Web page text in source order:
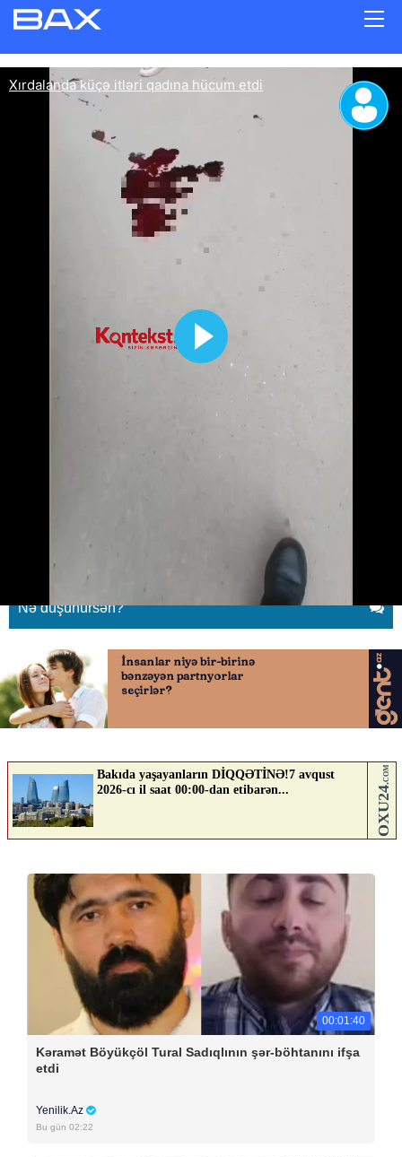
Xırdalanda küçə itləri qadına
Nə düşünürsən?
00:01:40
Kəramət Böyükçöl Tural Sadıqlının şər-böhtanını ifşa
etdi
Yenilik.Az
Bu gün 02:22